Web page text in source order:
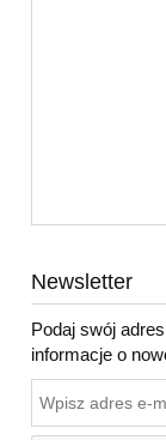
Newsletter
Podaj swój
informacje o